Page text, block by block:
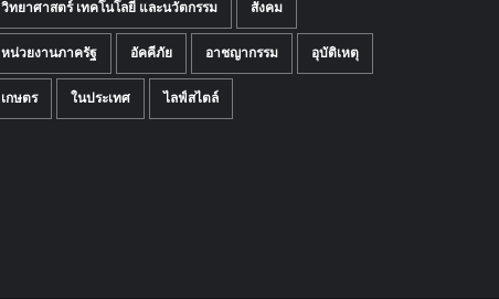
วิทยาศาสตร์ เทคโนโลยี และนวัตกรรม สังคม
หน่วยงานภาครัฐ อัคคีภัย อาชญากรรม อุบัติเหตุ
เกษตร ในประเทศ ไลฟ์สไตล์